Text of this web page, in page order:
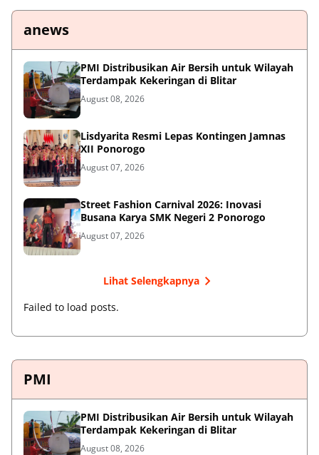
anews
PMI Distribusikan Air Bersih untuk Wilayah
Terdampak Kekeringan di Blitar
August 08, 2026
Lisdyarita Resmi Lepas Kontingen Jamnas
XII Ponorogo
August 07, 2026
Street Fashion Carnival 2026: Inovasi
Busana Karya SMK Negeri 2 Ponorogo
August 07, 2026
Lihat Selengkapnya
Failed to load posts.
PMI
PMI Distribusikan Air Bersih untuk Wilayah
Terdampak Kekeringan di Blitar
August 08, 2026